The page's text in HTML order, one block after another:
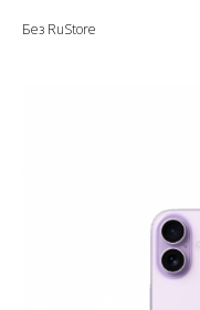
Без RuStore